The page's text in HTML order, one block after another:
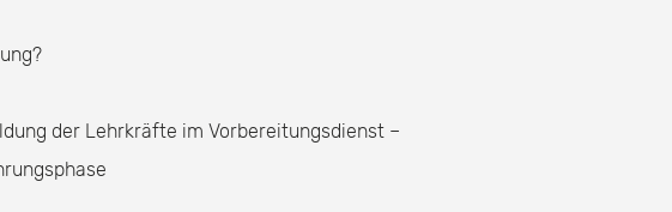
der Lehrkräfte im Vorbereitungsdienst –